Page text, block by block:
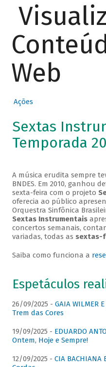
Web
Ações
Sextas
Temporada
A música erudita sempre
BNDES. Em 2010, ganhou
sexta-feira com o projeto
oferecia ao público
Orquestra Sinfônica
Sextas Instrumentais
concertos semanais,
variadas, todas as sextas-
Saiba como funciona a
Espetáculos
26/09/2025 - GAIA WILMER
Trem das Cores
19/09/2025 - EDUARDO
Ontem, Hoje e Sempre!
12/09/2025 - CIA